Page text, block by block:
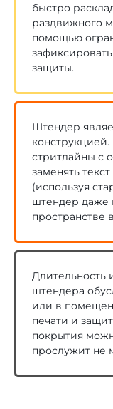
быстро
раздвижного
помощью
защиты.
Штендер
стритлайны с
заменять
(используя
штендер даже
пространстве
Длительность
штендера
или в
печати и
покрытия
прослужит не